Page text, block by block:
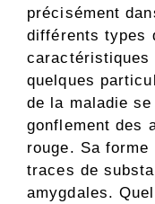
précisément
différents types
caractéristiques
quelques
de la maladie
gonflement des
rouge. Sa
traces de
amygdales.